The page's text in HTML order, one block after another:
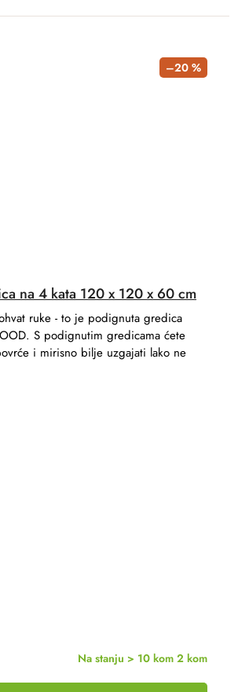
–20 %
na 4 kata 120 x 120 x 60 cm
Na stanju > 10 kom 2 kom
ruke - to je podignuta gredica
S podignutim gredicama ćete
i mirisno bilje uzgajati lako ne